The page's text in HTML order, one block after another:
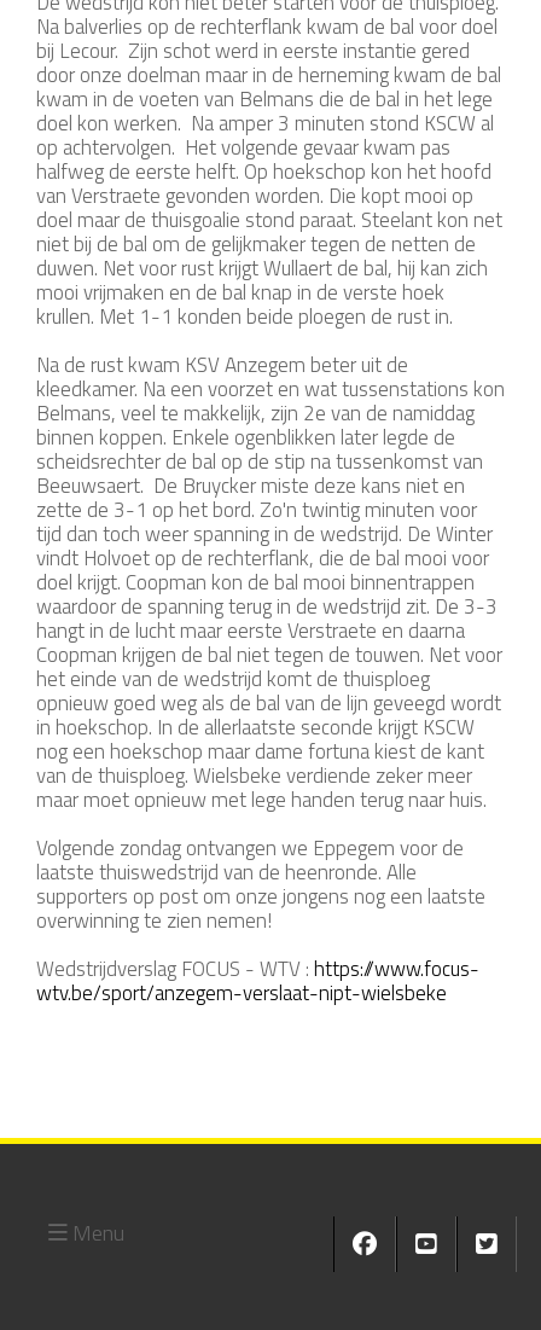
Na balverlies op de rechterflank kwam de bal voor doel
bij Lecour. Zijn schot werd in eerste instantie gered
door onze doelman maar in de herneming kwam de bal
kwam in de voeten van Belmans die de bal in het lege
doel kon werken. Na amper 3 minuten stond KSCW al
op achtervolgen. Het volgende gevaar kwam pas
halfweg de eerste helft. Op hoekschop kon het hoofd
van Verstraete gevonden worden. Die kopt mooi op
doel maar de thuisgoalie stond paraat. Steelant kon net
niet bij de bal om de gelijkmaker tegen de netten de
duwen. Net voor rust krijgt Wullaert de bal, hij kan zich
mooi vrijmaken en de bal knap in de verste hoek
krullen. Met 1-1 konden beide ploegen de rust in.
Na de rust kwam KSV Anzegem beter uit de
kleedkamer. Na een voorzet en wat tussenstations kon
Belmans, veel te makkelijk, zijn 2e van de namiddag
binnen koppen. Enkele ogenblikken later legde de
scheidsrechter de bal op de stip na tussenkomst van
Beeuwsaert. De Bruycker miste deze kans niet en
zette de 3-1 op het bord. Zo'n twintig minuten voor
tijd dan toch weer spanning in de wedstrijd. De Winter
vindt Holvoet op de rechterflank, die de bal mooi voor
doel krijgt. Coopman kon de bal mooi binnentrappen
waardoor de spanning terug in de wedstrijd zit. De 3-3
hangt in de lucht maar eerste Verstraete en daarna
Coopman krijgen de bal niet tegen de touwen. Net voor
het einde van de wedstrijd komt de thuisploeg
opnieuw goed weg als de bal van de lijn geveegd wordt
in hoekschop. In de allerlaatste seconde krijgt KSCW
nog een hoekschop maar dame fortuna kiest de kant
van de thuisploeg. Wielsbeke verdiende zeker meer
maar moet opnieuw met lege handen terug naar huis.
Volgende zondag ontvangen we Eppegem voor de
laatste thuiswedstrijd van de heenronde. Alle
supporters op post om onze jongens nog een laatste
overwinning te zien nemen!
Wedstrijdverslag FOCUS - WTV :https://www.focus-
wtv.be/sport/anzegem-verslaat-nipt-wielsbeke
Menu